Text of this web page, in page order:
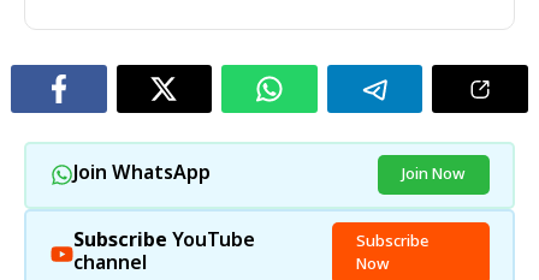
Join WhatsApp Join Now
Subscribe YouTube
channel
Subscribe
Now